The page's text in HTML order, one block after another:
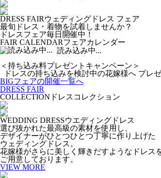
DRESS FAIR ウェディングドレス フェア
最旬ドレス・着物を試着しませんか？
ドレスフェア毎日開催中！
FAIR CALENDARフェアカレンダー
読み込み中...
BIG FAIRビッグフェア
＜持ち込み料プレゼントキャンペーン＞
ドレスの持ち込みを検討中の花嫁様へ プレ
BIGフェアの開催一覧へ
DRESS FAIR
COLLECTION ドレスコレクション
WEDDING DRESSウエディングドレス
選び抜かれた最高級の素材を使用し、
デザイナーがひとつひとつ丁寧に作り上げた
ウェディングドレス。
花嫁様がさらに美しく輝きだすようなドレス
ご用意しております。
VIEW MORE